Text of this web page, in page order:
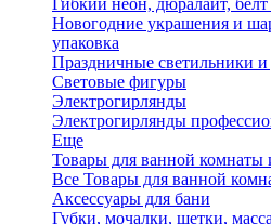
Гибкий неон, дюралайт, белт
Новогодние украшения и
упаковка
Праздничные светильники
Световые фигуры
Электрогирлянды
Электрогирлянды
Еще
Товары для ванной комнаты
Все Товары для ванной
Аксессуары для бани
Губки, мочалки, щетки,